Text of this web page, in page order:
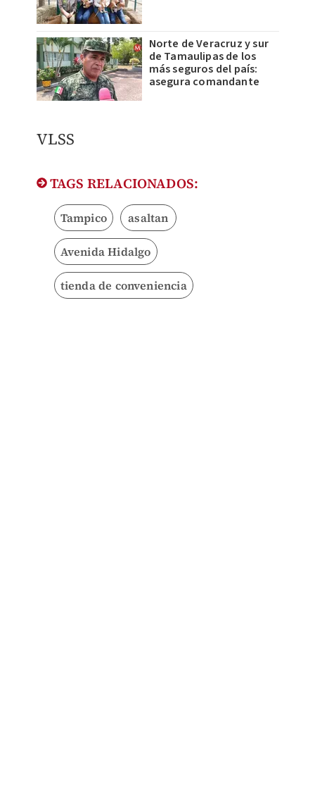
Norte de Veracruz y sur
de Tamaulipas de los
más seguros del país:
asegura comandante
VLSS
TAGS RELACIONADOS:
Tampico asaltan
Avenida Hidalgo
tienda de conveniencia